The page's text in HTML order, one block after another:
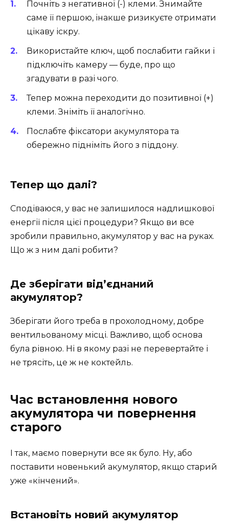
Почніть з негативної (-) клеми. Знимайте
саме її першою, інакше ризикуєте отримати
цікаву іскру.
Використайте ключ, щоб послабити гайки і
підключіть камеру — буде, про що
згадувати в разі чого.
Тепер можна переходити до позитивної (+)
клеми. Зніміть її аналогічно.
Послабте фіксатори акумулятора та
обережно підніміть його з піддону.
Тепер що далі?
Сподіваюся, у вас не залишилося надлишкової
енергії після цієї процедури? Якщо ви все
зробили правильно, акумулятор у вас на руках.
Що ж з ним далі робити?
Де зберігати від’єднаний
акумулятор?
Зберігати його треба в прохолодному, добре
вентильованому місці. Важливо, щоб основа
була рівною. Ні в якому разі не перевертайте і
не трясіть, це ж не коктейль.
Час встановлення нового
акумулятора чи повернення
старого
І так, маємо повернути все як було. Ну, або
поставити новенький акумулятор, якщо старий
уже «кінчений».
Встановіть новий акумулятор